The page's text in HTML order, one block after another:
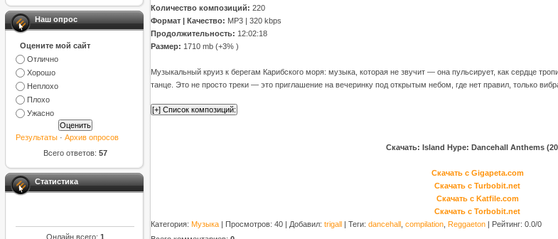
Наш опрос
Оцените мой сайт
Отлично
Хорошо
Неплохо
Плохо
Ужасно
Результаты · Архив опросов
Всего ответов: 57
Статистика
Онлайн всего: 1
Количество композиций: 220
Формат | Качество: MP3 | 320 kbps
Продолжительность: 12:02:18
Размер: 1710 mb (+3% )
Музыкальный круиз к берегам Карибского моря: музыка, которая не звучит — она пульсирует, как сердце
танце. Это не просто треки — это приглашение на вечеринку под открытым небом, где нет правил, только
Скачать: Island Hype: Dancehall Anthems
Скачать с Gigapeta.com
Скачать с Turbobit.net
Скачать с Katfile.com
Скачать с Torbobit.net
Категория: Музыка | Просмотров: 40 | Добавил: trigall | Теги: dancehall compilation Reggaeton | Рейтинг: 0.0/0